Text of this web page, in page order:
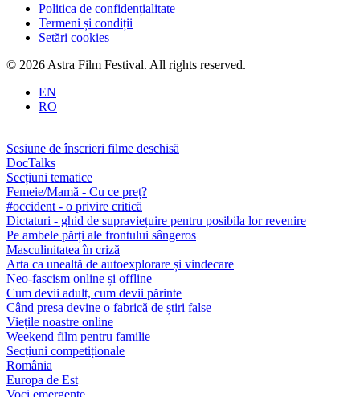
Politica de confidențialitate
Termeni și condiții
Setări cookies
© 2026 Astra Film Festival. All rights reserved.
EN
RO
Sesiune de înscrieri filme deschisă
DocTalks
Secțiuni tematice
Femeie/Mamă - Cu ce preț?
#occident - o privire critică
Dictaturi - ghid de supraviețuire pentru posibila lor revenire
Pe ambele părți ale frontului sângeros
Masculinitatea în criză
Arta ca unealtă de autoexplorare și vindecare
Neo-fascism online și offline
Cum devii adult, cum devii părinte
Când presa devine o fabrică de știri false
Viețile noastre online
Weekend film pentru familie
Secțiuni competiționale
România
Europa de Est
Voci emergente